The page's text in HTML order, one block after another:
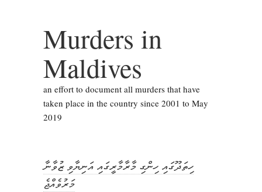
Murders in
Maldives
an effort to document all murders that have
taken place in the country since 2001 to May
2019
ހިތަދޫގައި ހިންގި މާރާމާރީގައި އަނިޔާވި ޒުވާނާ
މަރުވެއްޖެ